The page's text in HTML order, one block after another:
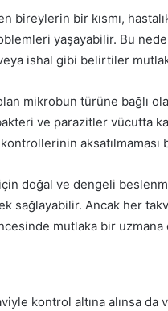
bireylerin bir kısmı,
yaşayabilir. Bu
ishal gibi belirtiler
mikrobun türüne bağlı
ve parazitler vücutta
aksatılmaması
için doğal ve dengeli
sağlayabilir. Ancak her
mutlaka bir uzmana
kontrol altına alınsa da